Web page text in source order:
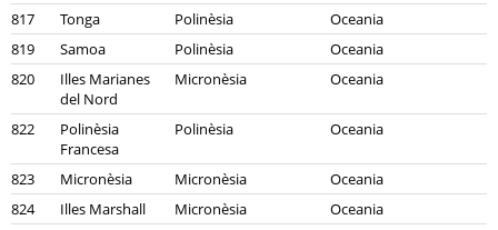
817
Tonga Polinèsia
Oceania
819
Samoa Polinèsia
Oceania
820
Illes Marianes
del Nord
Micronèsia Oceania
822
Polinèsia
Francesa
Polinèsia Oceania
823 Micronèsia Micronèsia
Oceania
824
Illes Marshall Micronèsia
Oceania